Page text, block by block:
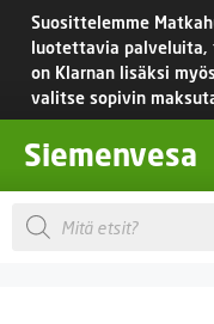
Siirry
sisältöön
Suosittelemme
luotettavia palveluita,
on Klarnan lisäksi
valitse sopivin
Siemenvesa
Products
search